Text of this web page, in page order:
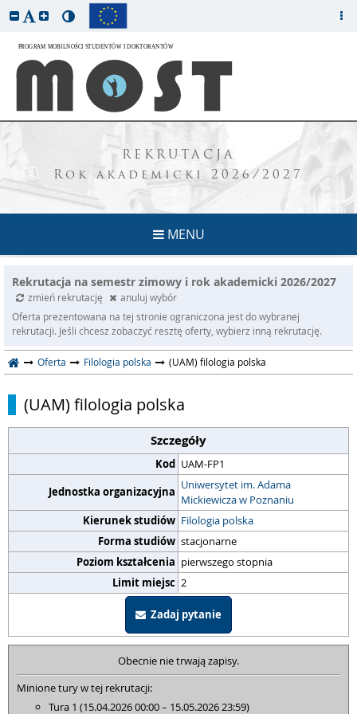
REKRUTACJA
Rok akademicki 2026/2027
MENU
Rekrutacja na semestr zimowy i rok akademicki 2026/2027
zmień rekrutację
anuluj wybór
Oferta prezentowana na tej stronie ograniczona jest do wybranej
rekrutacji. Jeśli chcesz zobaczyć resztę oferty, wybierz inną rekrutację.
Oferta Filologia polska (UAM) filologia polska
(UAM) filologia polska
Szczegóły
Kod UAM-FP1
Jednostka organizacyjna Uniwersytet im. Adama
Mickiewicza w Poznaniu
Kierunek studiów Filologia polska
Forma studiów stacjonarne
Poziom kształcenia pierwszego stopnia
Limit miejsc 2
Zadaj pytanie
Obecnie nie trwają zapisy.
Minione tury w tej rekrutacji:
Tura 1 (15.04.2026 00:00 – 15.05.2026 23:59)